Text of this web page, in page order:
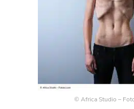
© Africa Studio –